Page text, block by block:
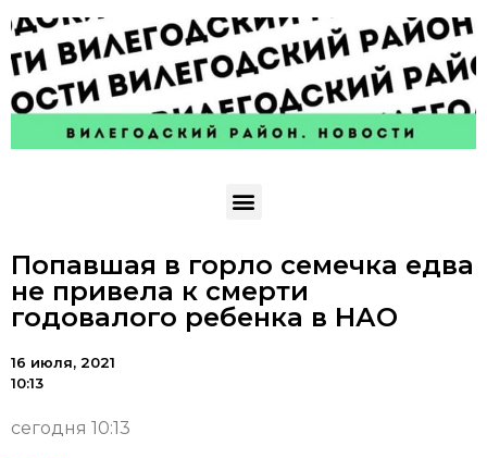
Попавшая в горло семечка едва
не привела к смерти
годовалого ребенка в НАО
16 июля, 2021
10:13
сегодня 10:13